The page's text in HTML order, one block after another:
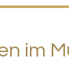
im